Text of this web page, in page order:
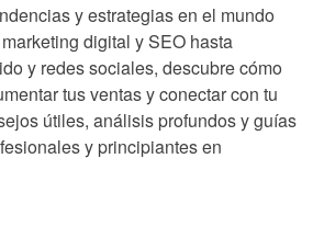
y estrategias en el mundo
digital y SEO hasta
y redes sociales, descubre cómo
tus ventas y conectar con tu
útiles, análisis profundos y guías
y principiantes en